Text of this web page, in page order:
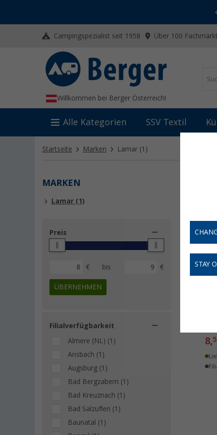
Campingspezialist seit 1958 Über 100
Willkommen bei Berger Österreich!
Alle Kategorien SSV Textil
Startseite Marken Lamar (1)
MARKEN
Lamar (1)
Preis
€ bis €
ÜBERNEHMEN
Filialverfügbarkeit
Almere (NL) (1)
Ansbach (1)
Augsburg (1)
Bad Bergzabern (1)
Bad Kreuznach (1)
Bad Salzuflen (1)
Baunatal (1)
8,
STAY